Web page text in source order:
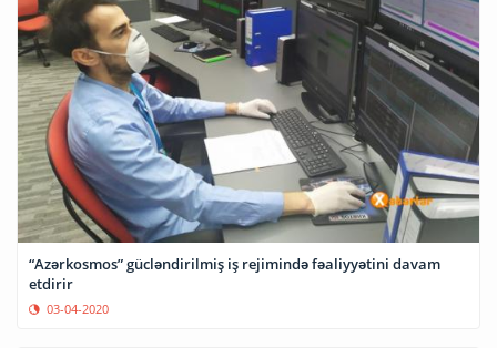
“Azərkosmos” gücləndirilmiş iş rejimində fəaliyyətini davam
etdirir
03-04-2020